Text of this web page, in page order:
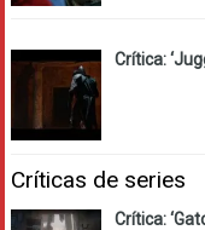
Crítica:
Críticas de series
Crítica: